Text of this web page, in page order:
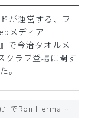
が運営する、フ
メディア
』で今治タオルメー
クラブ登場に関す
。
『IGNITE(イグナイト)』でRon Herman(ロンハーマン) コラボ白衣&スクラブ第3弾発売に関する記事が紹介されました